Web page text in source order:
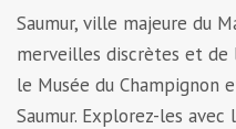
Saumur, ville majeure du
merveilles discrètes et de
le Musée du Champignon
Saumur. Explorez-les